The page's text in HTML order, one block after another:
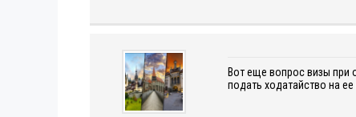
Вот еще вопрос визы при
подать ходатайство на